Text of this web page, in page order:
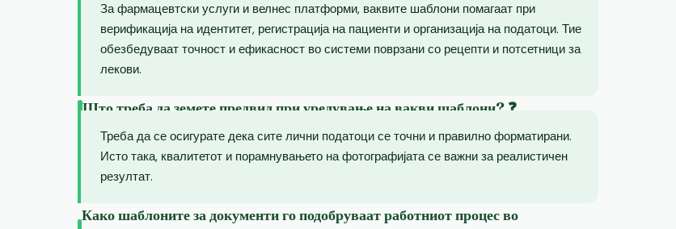
За фармацевтски услуги и велнес платформи, ваквите шаблони помагаат при
верификација на идентитет, регистрација на пациенти и организација на податоци. Тие
обезбедуваат точност и ефикасност во системи поврзани со рецепти и потсетници за
лекови.
Што треба да земете предвид при уредување на вакви шаблони? ❓
Треба да се осигурате дека сите лични податоци се точни и правилно форматирани.
Исто така, квалитетот и порамнувањето на фотографијата се важни за реалистичен
резултат.
Како шаблоните за документи го подобруваат работниот процес во